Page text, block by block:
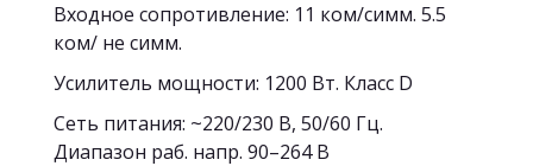
Входное сопротивление: 11 ком/симм. 5.5
ком/ не симм.
Усилитель мощности: 1200 Вт. Класс D
Сеть питания: ~220/230 В, 50/60 Гц.
Диапазон раб. напр. 90–264 В